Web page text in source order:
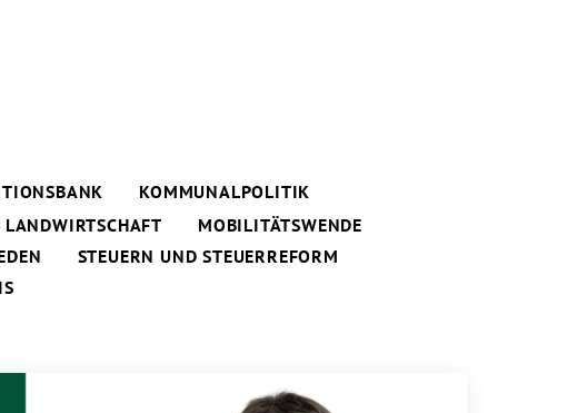
KOMMUNALPOLITIK
LANDWIRTSCHAFT
MOBILITÄTSWENDE
STEUERN UND STEUERREFORM